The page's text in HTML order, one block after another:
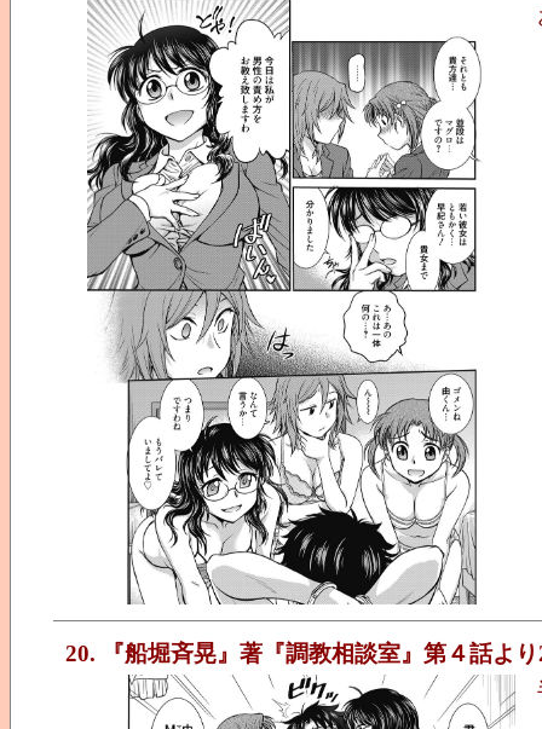
20. 『船堀斉晃』著『調教相談室』第４話より